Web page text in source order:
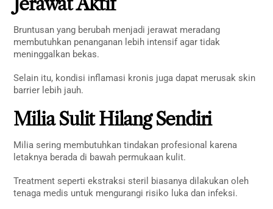
Bruntusan yang berubah menjadi jerawat meradang
membutuhkan penanganan lebih intensif agar tidak
meninggalkan bekas.
Selain itu, kondisi inflamasi kronis juga dapat merusak skin
barrier lebih jauh.
Milia Sulit Hilang Sendiri
Milia sering membutuhkan tindakan profesional karena
letaknya berada di bawah permukaan kulit.
Treatment seperti ekstraksi steril biasanya dilakukan oleh
tenaga medis untuk mengurangi risiko luka dan infeksi.